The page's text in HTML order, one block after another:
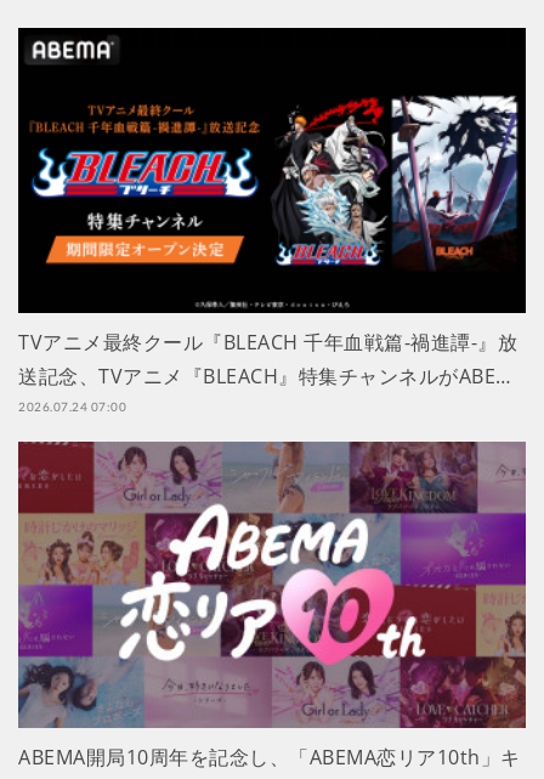
TVアニメ最終クール『BLEACH 千年血戦篇-禍進譚-』放
送記念、TVアニメ『BLEACH』特集チャンネルがABE…
2026.07.24 07:00
ABEMA開局10周年を記念し、「ABEMA恋リア10th」キ